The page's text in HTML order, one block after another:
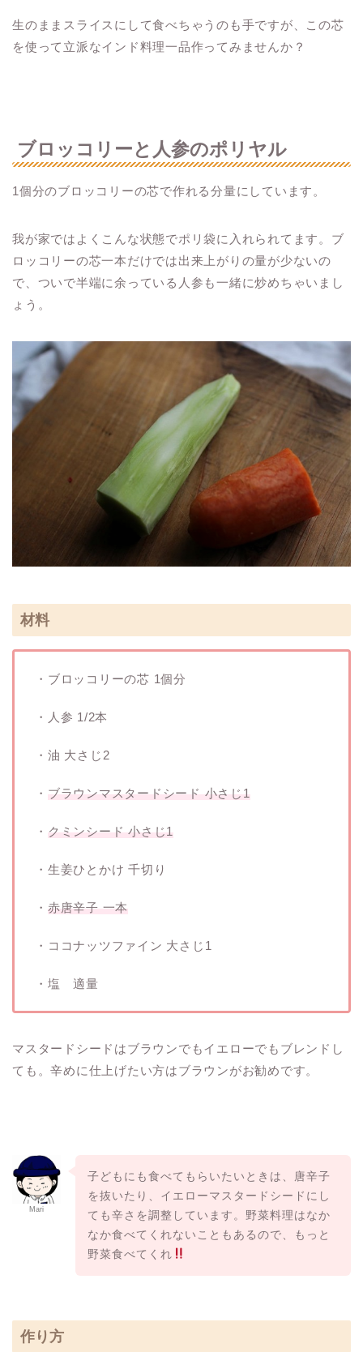
生のままスライスにして食べちゃうのも手ですが、この芯
を使って立派なインド料理一品作ってみませんか？
ブロッコリーと人参のポリヤル
1個分のブロッコリーの芯で作れる分量にしています。
我が家ではよくこんな状態でポリ袋に入れられてます。ブ
ロッコリーの芯一本だけでは出来上がりの量が少ないの
で、ついで半端に余っている人参も一緒に炒めちゃいまし
ょう。
材料
・ブロッコリーの芯 1個分
・人参 1/2本
・油 大さじ2
・ ブラウンマスタードシード 小さじ1
・ クミンシード 小さじ1
・生姜ひとかけ 千切り
・ 赤唐辛子 一本
・ココナッツファイン 大さじ1
・塩 適量
マスタードシードはブラウンでもイエローでもブレンドし
ても。辛めに仕上げたい方はブラウンがお勧めです。
Mari
子どもにも食べてもらいたいときは、唐辛子
を抜いたり、イエローマスタードシードにし
ても辛さを調整しています。野菜料理はなか
なか食べてくれないこともあるので、もっと
野菜食べてくれ
作り方